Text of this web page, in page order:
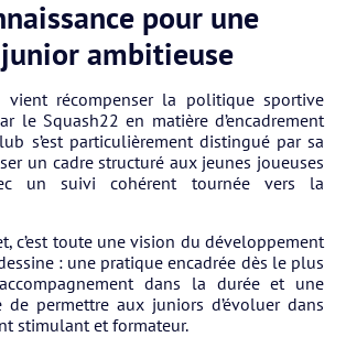
pour une
ambitieuse
vient récompenser la politique sportive
le Squash22 en matière d’encadrement
s’est particulièrement distingué par sa
un cadre structuré aux jeunes joueuses
un suivi cohérent tournée vers la
c’est toute une vision du développement
: une pratique encadrée dès le plus
dans la durée et une
permettre aux juniors d’évoluer dans
stimulant et formateur.